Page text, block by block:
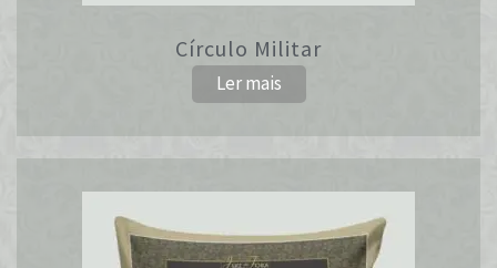
Círculo Militar
Ler mais